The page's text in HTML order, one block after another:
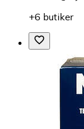
+6 butiker